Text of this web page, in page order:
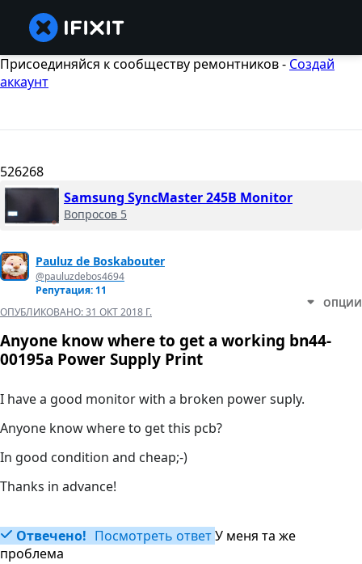
Присоединяйся к сообществу ремонтников - Создай
аккаунт
526268
Samsung SyncMaster 245B Monitor
Вопросов 5
Pauluz de Boskabouter
@pauluzdebos4694
Репутация: 11
ОПУБЛИКОВАНО:31 ОКТ 2018 Г.
ОПЦИИ
Anyone know where to get a working bn44-
00195a Power Supply Print
I have a good monitor with a broken power suply.
Anyone know where to get this pcb?
In good condition and cheap;-)
Thanks in advance!
Отвечено! Посмотреть ответУ меня та же
проблема